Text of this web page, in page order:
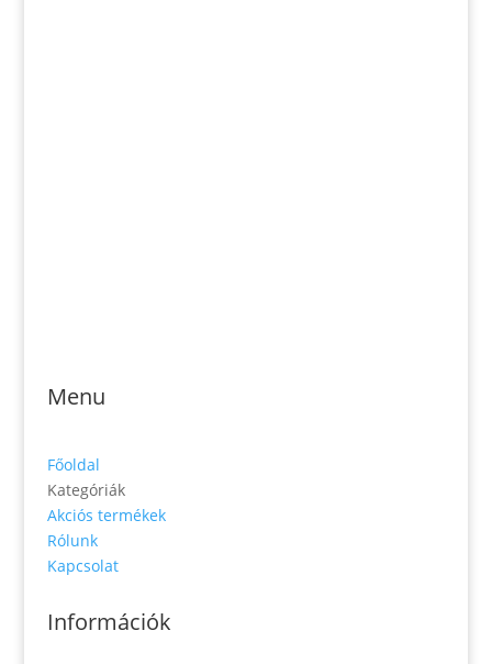
Menu
Főoldal
Kategóriák
Akciós termékek
Rólunk
Kapcsolat
Információk